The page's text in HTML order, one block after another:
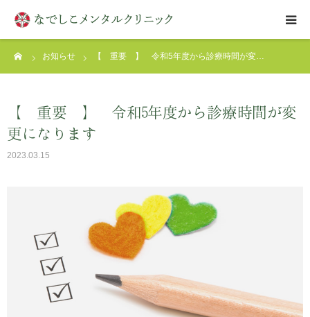
お知らせ 【 重要 】 令和5年度から診療時間が変…
【 重要 】 令和5年度から診療時間が変
更になります
2023.03.15
はじめての方へ
診療案内